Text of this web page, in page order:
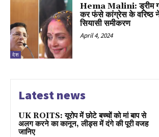
देश
Hema Malini: ड्रीम
कर फंसे कांग्रेस के वरिष्ठ
सियासी समीकरण
April 4, 2024
Latest news
UK ROITS: यूरोप में छोटे बच्चों को मां बाप से
अलग करने का कानून, लीड्स में दंगे की पूरी वजह
जानिए